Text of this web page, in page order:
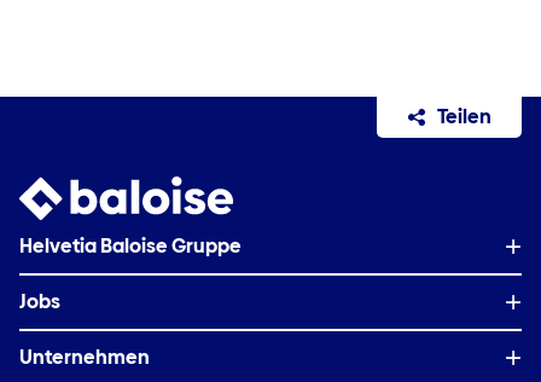
Teilen
Helvetia Baloise Gruppe
Auf einen Blick
Organisation & Management
Jobs
Karriere-Blog Schweiz
Unternehmen